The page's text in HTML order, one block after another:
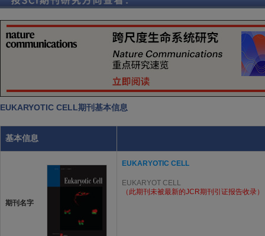
EUKARYOTIC CELL期刊基本信息
基本信息
期刊名字
EUKARYOTIC CELL
EUKARYOT CELL
（此期刊未被最新的JCR期刊引证报告收录）